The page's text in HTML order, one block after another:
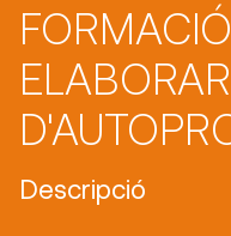
Descripció